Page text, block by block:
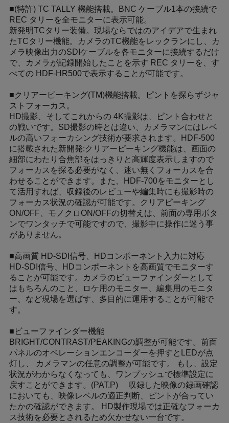
■(特許) TC TALLY 機能搭載。BNC ケーブル1本の接続で
REC タリーを全モニターに表示可能。
新発明TCタリー装備。現場ならではのアイデアで生まれ
たTCタリー機能。カメラのTC機能をレックランにし、カ
メラ映像出力のSDIケーブルを各モニターに接続するだけ
で、カメラが記録開始したことを示す REC タリーを、す
べての HDF-HR500で表示することが可能です。
■クリアーピーキング(TM)機能搭載。ピントを探らずジャ
ストフォーカス。
HD撮影、そしてこれからの 4K撮影は、ピント合わせと
の戦いです。SD撮影の時とは違い、カメラマンにはレベ
ルの高いフォーカシング技術が要求されます。HDF-500
に搭載された新開発:クリアーピーキング機能は、画面の
細部にわたり合焦部をはっきりと高輝度表示しますので
フォーカスを探る必要がなく、迷い無くフォーカスを合
わせることができます。また、HDF-700をモニターとし
て活用すれば、収録後のレビューや編集時にも撮影時の
フォーカス状況の確認が可能です。クリアピーキング
ON/OFF、モノクロON/OFFの切替えは、前面の専用ボタ
ンでワンタッチで可能ですので、撮影中に操作に迷う事
がありません。
■高画質 HD-SDI信号、HDコンポーネント入力に対応
HD-SDI信号、HDコンポーネントを高画質でモニターす
ることが可能です。カメラのビューファインダーとして
はもちろんのこと、ロケ用のモニター、編集用のモニタ
ー、など現場を選ばす、多目的に運用することが可能で
す。
■ビューファインダー機能
BRIGHT/CONTRAST/PEAKINGの調整が可能です。前面
パネルのオペレーションエンコーダーを押すとLEDが点
灯し、 カメラマンの任意の調整が可能です。 もし、設定
状況がわからなくなっても、ワンプッシュで標準設定に
戻すことができます。(PAT.P) 収録した映像の録画確認
においても、映像レベルの適正判断、ピントが合ってい
たかの確認ができます。 HD製作現場では正確なフォーカ
ス技術を必要とされるため欠かせない一台です。